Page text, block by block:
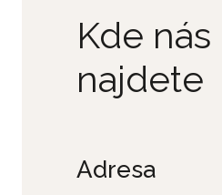
Kde nás
najdete
Adresa